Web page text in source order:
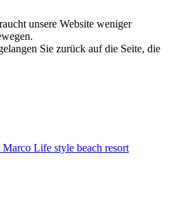
unsere Website weniger
Sie zurück auf die Seite, die
Marco Life style beach resort